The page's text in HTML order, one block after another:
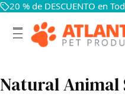
Natural Animal